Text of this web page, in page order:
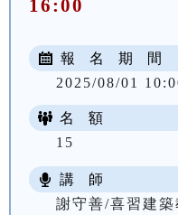
16:00
報 名 期 間
2025/08/01
名 額
15
講 師
謝守善/喜習建築